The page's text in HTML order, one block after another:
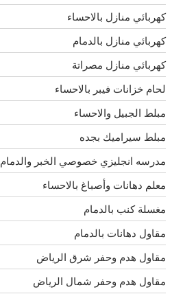
كهربائي منازل بالاحساء
كهربائي منازل بالدمام
كهربائي منازل مصراتة
لحام خزانات فيبر بالاحساء
مبلط الجبيل والاحساء
مبلط سيراميك بجده
مدرسه انجليزي خصوصي الخبر والدمام
معلم دهانات وأصباغ بالاحساء
مغسلة كنب بالدمام
مقاول دهانات بالدمام
مقاول هدم وحفر شرق الرياض
مقاول هدم وحفر شمال الرياض